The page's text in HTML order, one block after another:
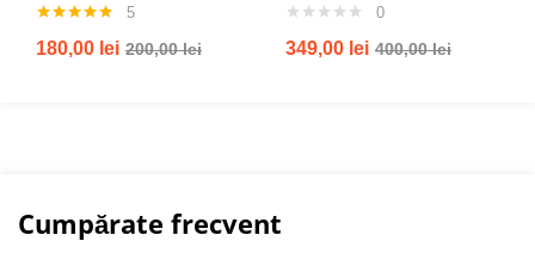
5.00din 5
5
180,00 lei 200,00lei
0
349,00 lei 400,00lei
Cumpărate frecvent